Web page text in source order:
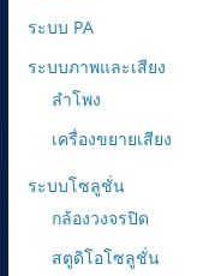
ระบบ PA
ระบบภาพและเสียง
ลำโพง
เครื่องขยายเสียง
ระบบโซลูชั่น
กล้องวงจรปิด
สตูดิโอโซลูชั่น